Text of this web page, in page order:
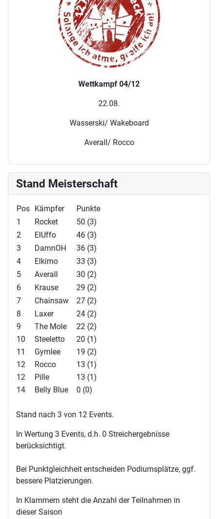
Wettkampf 04/12
22.08.
Wasserski/ Wakeboard
Averall/ Rocco
Stand Meisterschaft
Pos Kämpfer
Punkte
1
Rocket
50 (3)
2
ElUffo
46 (3)
3
DamnOH
36 (3)
4
Elkimo
33 (3)
5
Averall
30 (2)
6
Krause
29 (2)
7
Chainsaw
27 (2)
8
Laxer
24 (2)
9
The Mole
22 (2)
10
Steeletto
20 (1)
11
Gymlee
19 (2)
12
Rocco
13 (1)
12
Pille
13 (1)
14
Belly Blue 0 (0)
Stand nach 3 von 12 Events.
In Wertung 3 Events, d.h. 0 Streichergebnisse
berücksichtigt.
Bei Punktgleichheit entscheiden Podiumsplätze, ggf.
bessere Platzierungen.
In Klammern steht die Anzahl der Teilnahmen in
dieser Saison